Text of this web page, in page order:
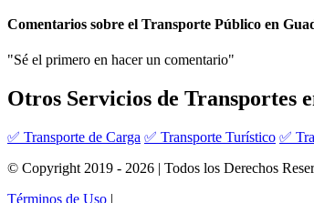
Comentarios sobre el Transporte Público en
"Sé el primero en hacer un comentario"
Otros Servicios de Transportes
✅ Transporte de Carga ✅ Transporte Turístico ✅
© Copyright 2019 - 2026 | Todos los Derechos
Términos de Uso |